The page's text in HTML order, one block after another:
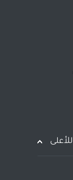
للأعلى